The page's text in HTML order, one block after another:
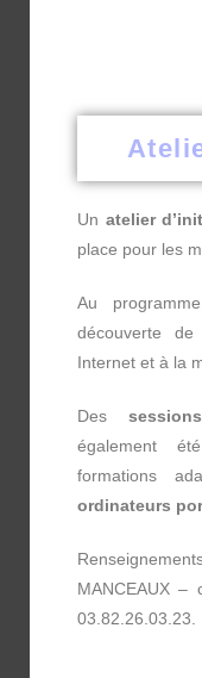
Un atelier
place pour les
Au
découverte
Internet et à la
Des
également
formations
ordinateurs
MANCEAUX –
03.82.26.03.23.